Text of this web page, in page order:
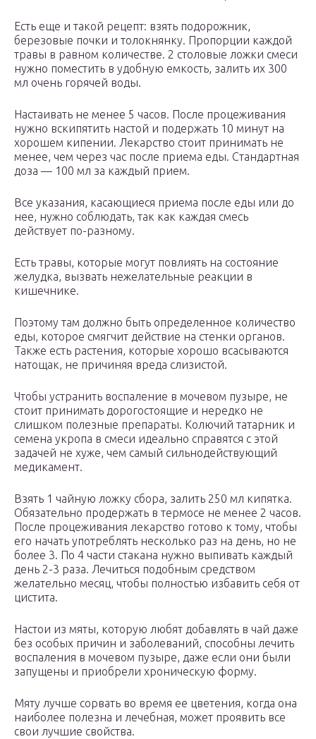
Есть еще и такой рецепт: взять подорожник,
березовые почки и толокнянку. Пропорции каждой
травы в равном количестве. 2 столовые ложки смеси
нужно поместить в удобную емкость, залить их 300
мл очень горячей воды.
Настаивать не менее 5 часов. После процеживания
нужно вскипятить настой и подержать 10 минут на
хорошем кипении. Лекарство стоит принимать не
менее, чем через час после приема еды. Стандартная
доза — 100 мл за каждый прием.
Все указания, касающиеся приема после еды или до
нее, нужно соблюдать, так как каждая смесь
действует по-разному.
Есть травы, которые могут повлиять на состояние
желудка, вызвать нежелательные реакции в
кишечнике.
Поэтому там должно быть определенное количество
еды, которое смягчит действие на стенки органов.
Также есть растения, которые хорошо всасываются
натощак, не причиняя вреда слизистой.
Чтобы устранить воспаление в мочевом пузыре, не
стоит принимать дорогостоящие и нередко не
слишком полезные препараты. Колючий татарник и
семена укропа в смеси идеально справятся с этой
задачей не хуже, чем самый сильнодействующий
медикамент.
Взять 1 чайную ложку сбора, залить 250 мл кипятка.
Обязательно продержать в термосе не менее 2 часов.
После процеживания лекарство готово к тому, чтобы
его начать употреблять несколько раз на день, но не
более 3. По 4 части стакана нужно выпивать каждый
день 2-3 раза. Лечиться подобным средством
желательно месяц, чтобы полностью избавить себя от
цистита.
Настои из мяты, которую любят добавлять в чай даже
без особых причин и заболеваний, способны лечить
воспаления в мочевом пузыре, даже если они были
запущены и приобрели хроническую форму.
Мяту лучше сорвать во время ее цветения, когда она
наиболее полезна и лечебная, может проявить все
свои лучшие свойства.